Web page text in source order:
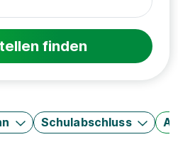
finden
Schulabschluss